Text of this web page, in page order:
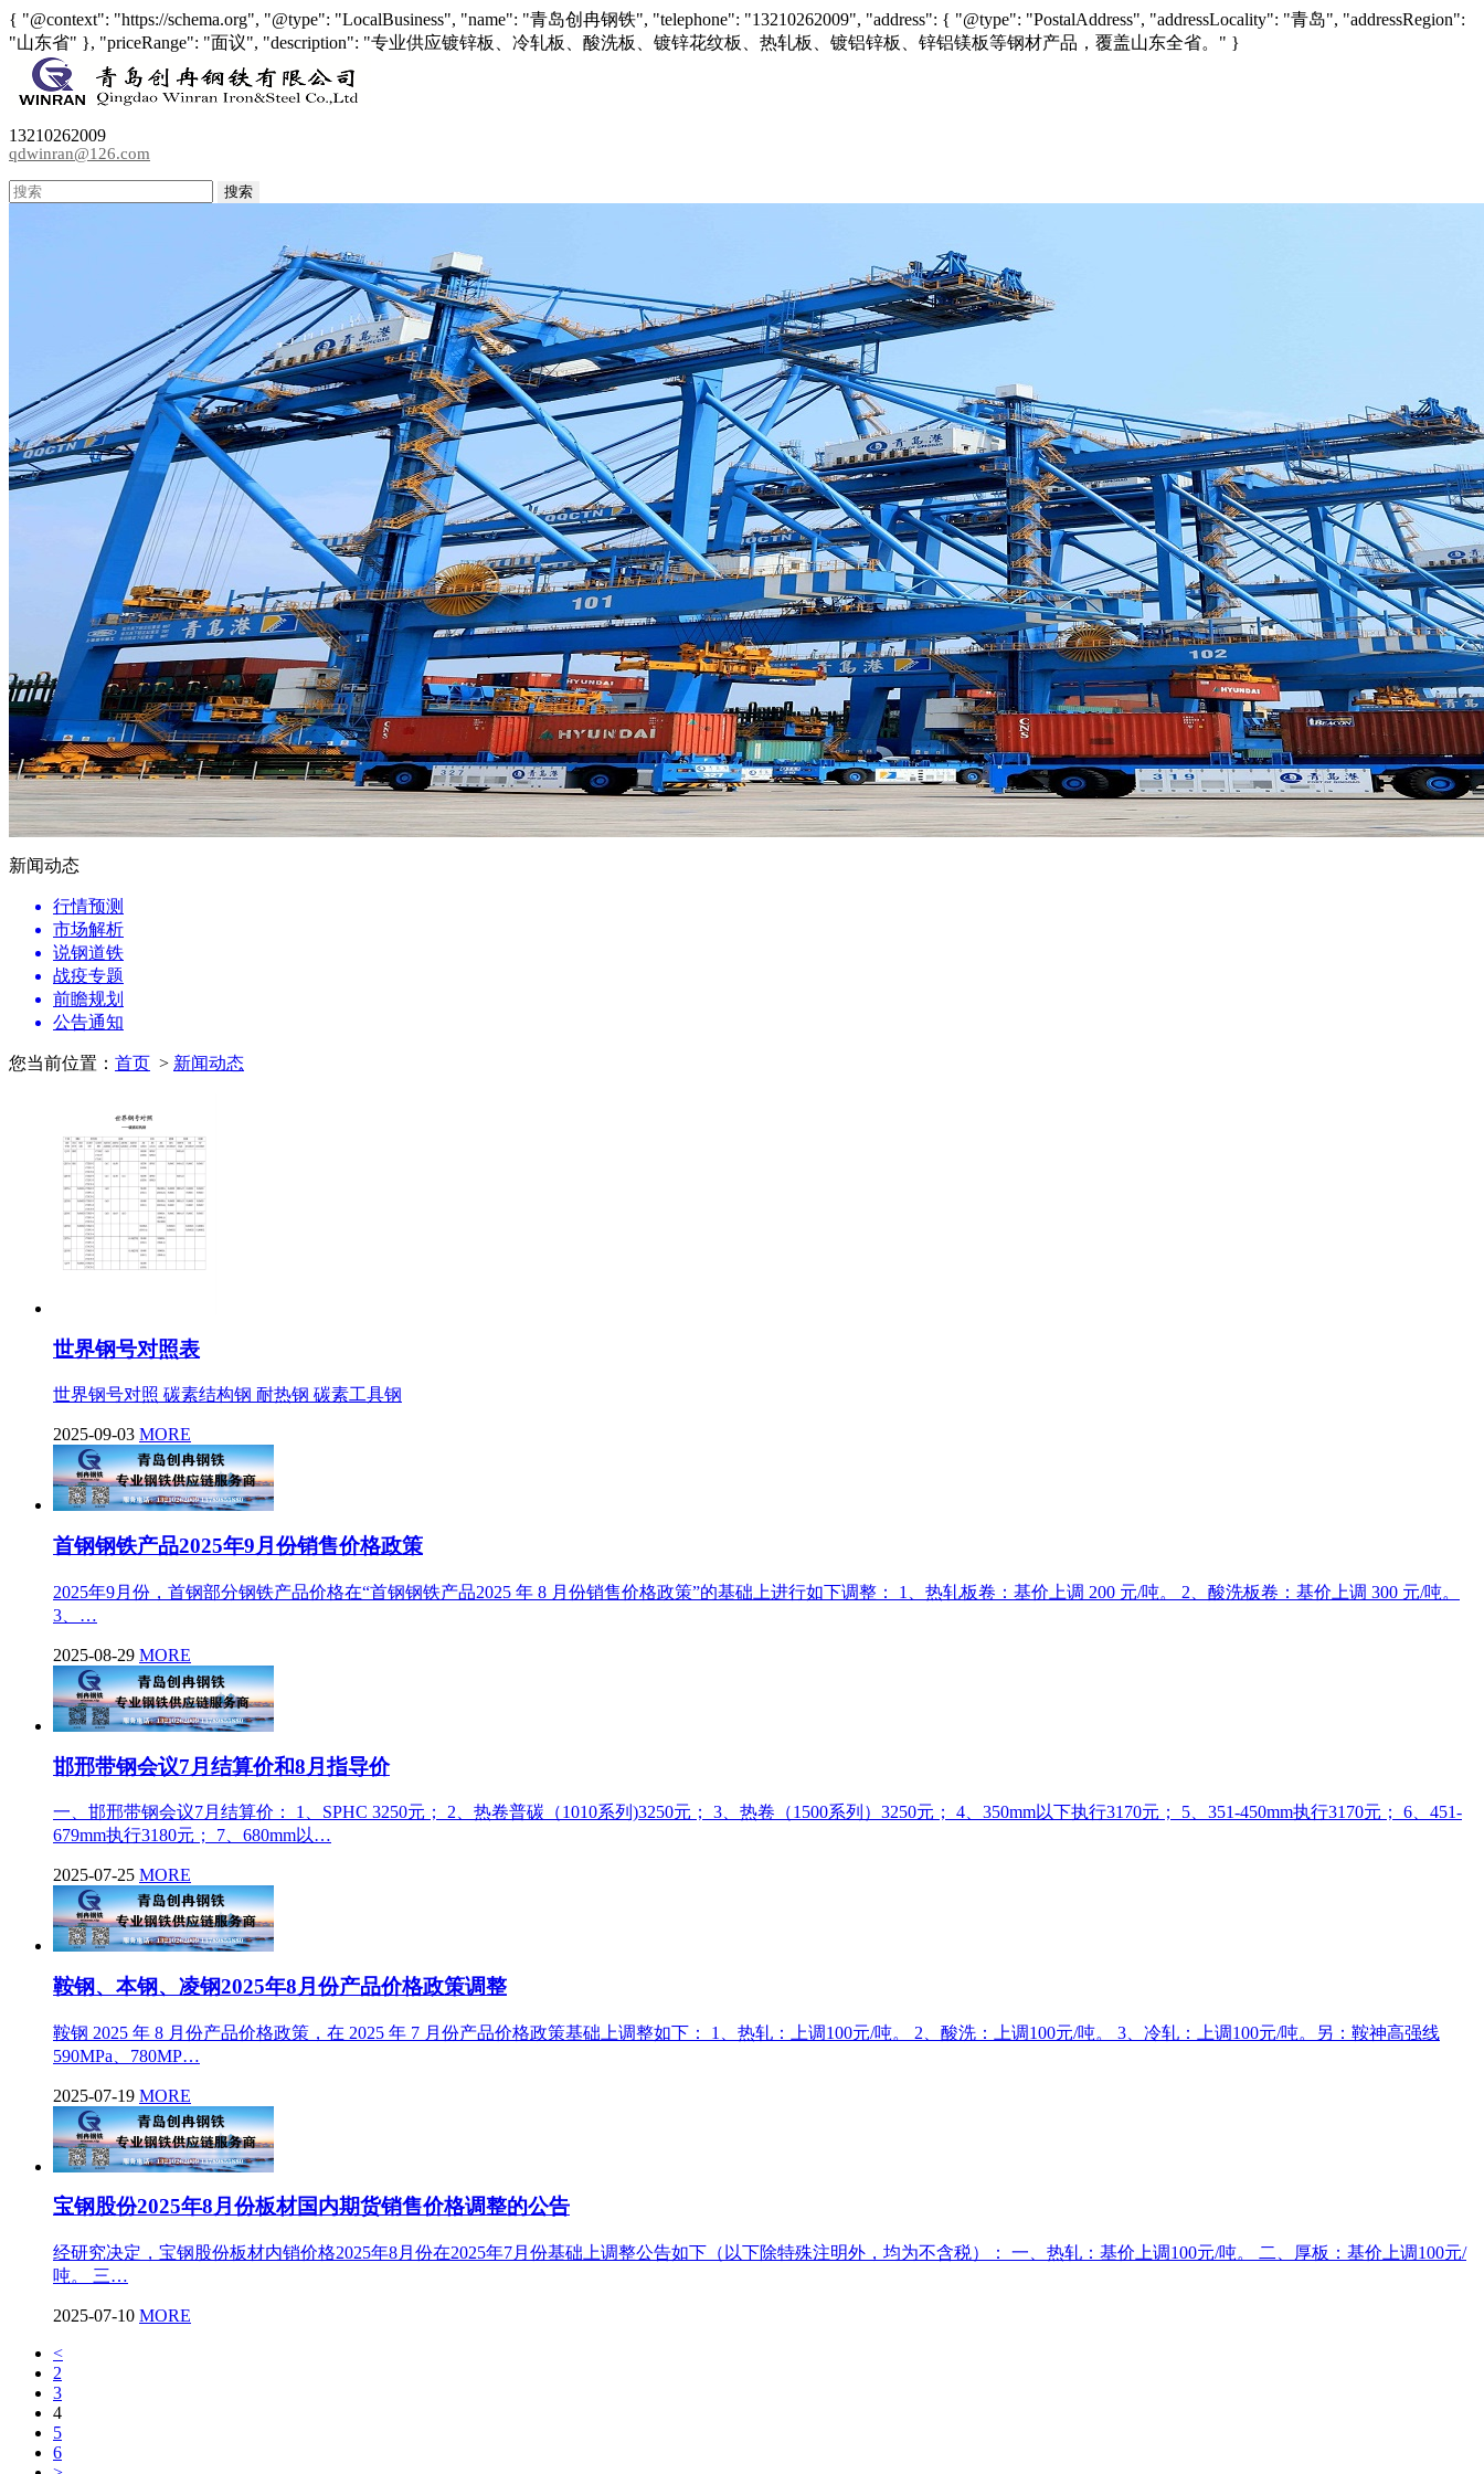
{ "@context": "https://schema.org", "@type": "LocalBusiness", "name": "青岛创冉钢铁", "telephone": "13210262009", "address": { "@type": "PostalAddress", "addressLocality": "青岛", "addressRegion":
"山东省" }, "priceRange": "面议", "description": "专业供应镀锌板、冷轧板、酸洗板、镀锌花纹板、热轧板、镀铝锌板、锌铝镁板等钢材产品，覆盖山东全省。" }
13210262009
qdwinran@126.com
搜索
新闻动态
行情预测
市场解析
说钢道铁
战疫专题
前瞻规划
公告通知
您当前位置： 首页 > 新闻动态
世界钢号对照表
世界钢号对照 碳素结构钢 耐热钢 碳素工具钢
2025-09-03 MORE
首钢钢铁产品2025年9月份销售价格政策
2025年9月份，首钢部分钢铁产品价格在“首钢钢铁产品2025 年 8 月份销售价格政策”的基础上进行如下调整： 1、热轧板卷：基价上调 200 元/吨。 2、酸洗板卷：基价上调 300 元/吨。
3、…
2025-08-29 MORE
邯邢带钢会议7月结算价和8月指导价
一、邯邢带钢会议7月结算价： 1、SPHC 3250元； 2、热卷普碳（1010系列)3250元； 3、热卷（1500系列）3250元； 4、350mm以下执行3170元； 5、351-450mm执行3170元； 6、451-
679mm执行3180元； 7、680mm以…
2025-07-25 MORE
鞍钢、本钢、凌钢2025年8月份产品价格政策调整
鞍钢 2025 年 8 月份产品价格政策，在 2025 年 7 月份产品价格政策基础上调整如下： 1、热轧：上调100元/吨。 2、酸洗：上调100元/吨。 3、冷轧：上调100元/吨。另：鞍神高强线
590MPa、780MP…
2025-07-19 MORE
宝钢股份2025年8月份板材国内期货销售价格调整的公告
经研究决定，宝钢股份板材内销价格2025年8月份在2025年7月份基础上调整公告如下（以下除特殊注明外，均为不含税）： 一、热轧：基价上调100元/吨。 二、厚板：基价上调100元/
吨。 三…
2025-07-10 MORE
<
2
3
4
5
6